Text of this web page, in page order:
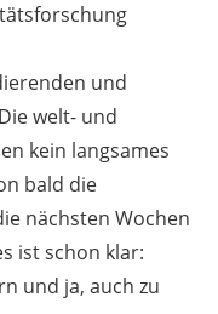
und
welt- und
kein langsames
bald die
nächsten Wochen
ist schon klar:
und ja, auch zu